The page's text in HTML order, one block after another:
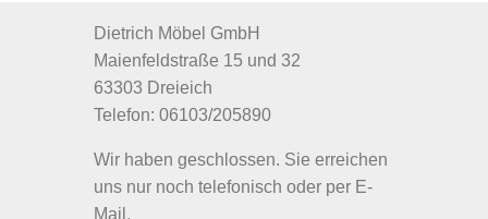
Dietrich Möbel GmbH
Maienfeldstraße 15 und 32
63303 Dreieich
Telefon: 06103/205890
Wir haben geschlossen. Sie erreichen
uns nur noch telefonisch oder per E-
Mail.